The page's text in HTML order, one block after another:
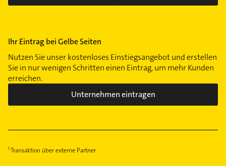
Ihr Eintrag bei Gelbe Seiten
Nutzen Sie unser kostenloses Einstiegsangebot und erstellen
Sie in nur wenigen Schritten einen Eintrag, um mehr Kunden
erreichen.
Unternehmen eintragen
Transaktion über externe Partner